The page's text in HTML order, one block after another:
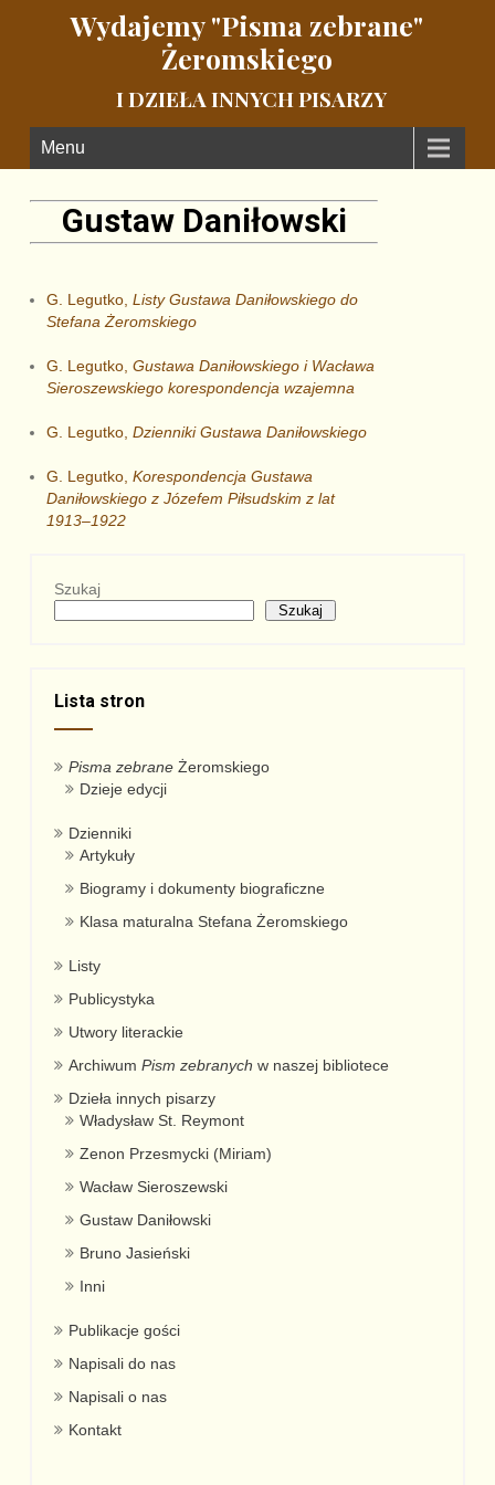
Wydajemy "Pisma zebrane"
Żeromskiego
I DZIEŁA INNYCH PISARZY
Menu
Gustaw Daniłowski
G. Legutko, Listy Gustawa Daniłowskiego do
Stefana Żeromskiego
G. Legutko, Gustawa Daniłowskiego i Wacława
Sieroszewskiego korespondencja wzajemna
G. Legutko, Dzienniki Gustawa Daniłowskiego
G. Legutko, Korespondencja Gustawa
Daniłowskiego z Józefem Piłsudskim z lat
1913–1922
Szukaj
Szukaj
Lista stron
Pisma zebraneŻeromskiego
Dzieje edycji
Dzienniki
Artykuły
Biogramy i dokumenty biograficzne
Klasa maturalna Stefana Żeromskiego
Listy
Publicystyka
Utwory literackie
Archiwum Pism zebranych w naszej bibliotece
Dzieła innych pisarzy
Władysław St. Reymont
Zenon Przesmycki (Miriam)
Wacław Sieroszewski
Gustaw Daniłowski
Bruno Jasieński
Inni
Publikacje gości
Napisali do nas
Napisali o nas
Kontakt